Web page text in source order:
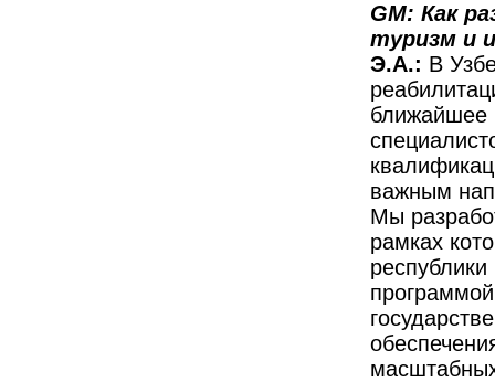
GM: Как
туризм и
Э.А.: В
ближайшее
важным
Мы
рамках